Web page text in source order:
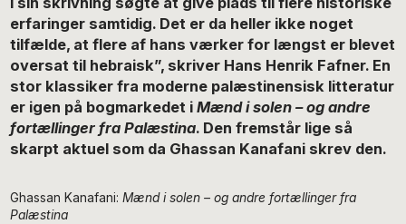
erfaringer samtidig. Det er da heller ikke noget
tilfælde, at flere af hans værker for længst er blevet
oversat til hebraisk”, skriver Hans Henrik Fafner. En
stor klassiker fra moderne palæstinensisk litteratur
er igen på bogmarkedet iMænd i solen – og andre
fortællinger fra Palæstina. Den fremstår lige så
skarpt aktuel som da Ghassan Kanafani skrev den.
Ghassan Kanafani:Mænd i solen – og andre fortællinger fra
Palæstina